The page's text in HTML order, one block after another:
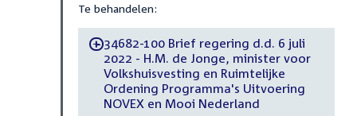
Te behandelen:
-34682-100 Brief regering d.d. 6 juli
2022 - H.M. de Jonge, minister voor
Volkshuisvesting en Ruimtelijke
Ordening Programma's Uitvoering
NOVEX en Mooi Nederland